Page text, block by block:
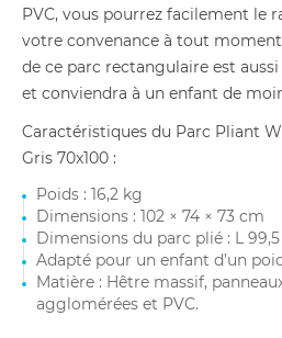
PVC, vous pourrez facilement le
votre convenance à tout
de ce parc rectangulaire est
et conviendra à un enfant de
Caractéristiques du Parc Pliant
Gris 70x100 :
Poids : 16,2 kg
Dimensions : 102 × 74 × 73 cm
Dimensions du parc plié : L 99,5
Adapté pour un enfant d’un
Matière : Hêtre massif,
agglomérées et PVC.